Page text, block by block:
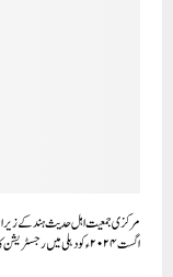
اگست۲۰۲۴ء کو دہلی میں رجسٹریشن کا عمل جاری